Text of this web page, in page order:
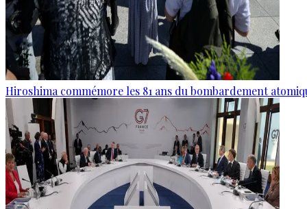
Hiroshima commémore les 81 ans du bombardement